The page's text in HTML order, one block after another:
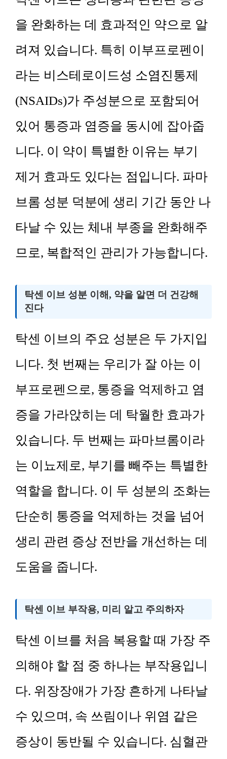
을 완화하는 데 효과적인 약으로 알
려져 있습니다. 특히 이부프로펜이
라는 비스테로이드성 소염진통제
(NSAIDs)가 주성분으로 포함되어
있어 통증과 염증을 동시에 잡아줍
니다. 이 약이 특별한 이유는 부기
제거 효과도 있다는 점입니다. 파마
브롬 성분 덕분에 생리 기간 동안 나
타날 수 있는 체내 부종을 완화해주
므로, 복합적인 관리가 가능합니다.
탁센 이브 성분 이해, 약을 알면 더 건강해
진다
탁센 이브의 주요 성분은 두 가지입
니다. 첫 번째는 우리가 잘 아는 이
부프로펜으로, 통증을 억제하고 염
증을 가라앉히는 데 탁월한 효과가
있습니다. 두 번째는 파마브롬이라
는 이뇨제로, 부기를 빼주는 특별한
역할을 합니다. 이 두 성분의 조화는
단순히 통증을 억제하는 것을 넘어
생리 관련 증상 전반을 개선하는 데
도움을 줍니다.
탁센 이브 부작용, 미리 알고 주의하자
탁센 이브를 처음 복용할 때 가장 주
의해야 할 점 중 하나는 부작용입니
다. 위장장애가 가장 흔하게 나타날
수 있으며, 속 쓰림이나 위염 같은
증상이 동반될 수 있습니다. 심혈관